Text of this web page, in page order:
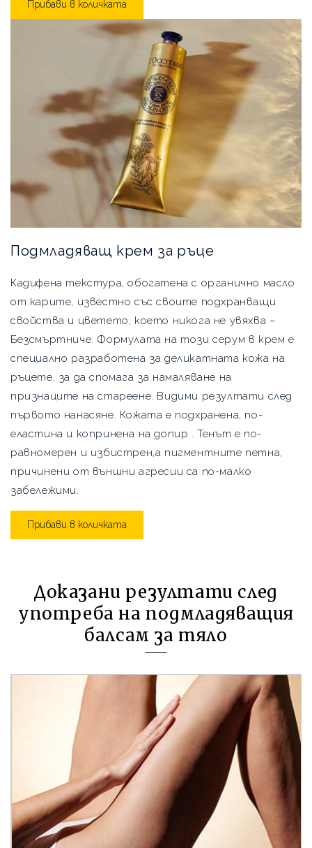
Прибави в количката
Подмладяващ крем за ръце
Кадифена текстура, обогатена с органично масло
от карите, известно със своите подхранващи
свойства и цветето, което никога не увяхва –
Безсмъртниче. Формулата на този серум в крем е
специално разработена за деликатната кожа на
ръцете, за да спомага за намаляване на
признаците на стареене. Видими резултати след
първото нанасяне. Кожата е подхранена, по-
еластина и копринена на допир . Тенът е по-
равномерен и избистрен,а пигментните петна,
причинени от външни агресии са по-малко
забележими.
Прибави в количката
Доказани резултати след
употреба на подмладяващия
балсам за тяло